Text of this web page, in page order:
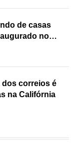
de casas
no
dos correios é
na Califórnia